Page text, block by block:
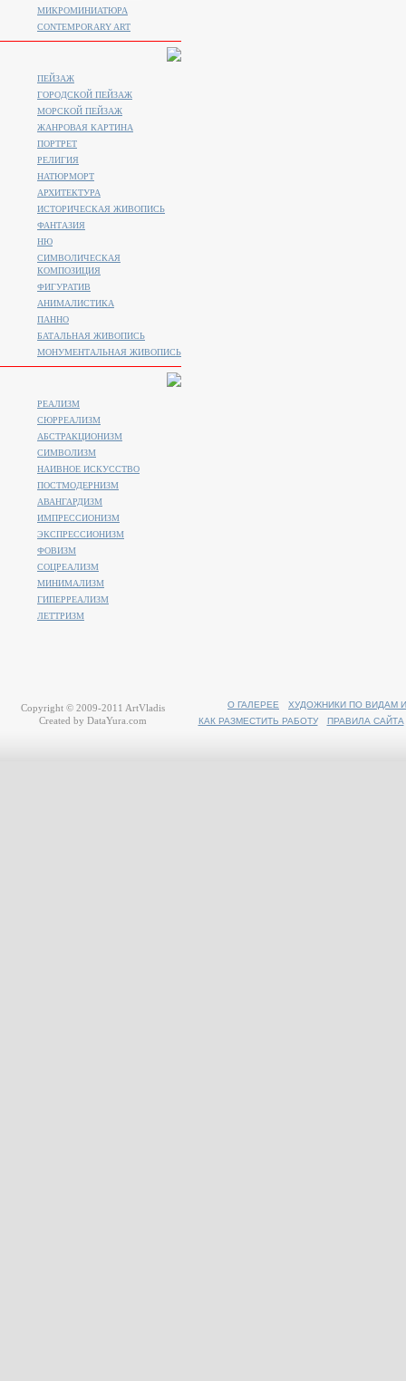
МИКРОМИНИАТЮРА
CONTEMPORARY ART
ПЕЙЗАЖ
ГОРОДСКОЙ ПЕЙЗАЖ
МОРСКОЙ ПЕЙЗАЖ
ЖАНРОВАЯ КАРТИНА
ПОРТРЕТ
РЕЛИГИЯ
НАТЮРМОРТ
АРХИТЕКТУРА
ИСТОРИЧЕСКАЯ ЖИВОПИСЬ
ФАНТАЗИЯ
НЮ
СИМВОЛИЧЕСКАЯ
КОМПОЗИЦИЯ
ФИГУРАТИВ
АНИМАЛИСТИКA
ПАННО
БАТАЛЬНАЯ ЖИВОПИСЬ
МОНУМЕНТАЛЬНАЯ ЖИВОПИСЬ
РЕАЛИЗМ
СЮРРЕАЛИЗМ
АБСТРАКЦИОНИЗМ
СИМВОЛИЗМ
НАИВНОЕ ИСКУССТВО
ПОСТМОДЕРНИЗМ
АВАНГАРДИЗМ
ИМПРЕССИОНИЗМ
ЭКСПРЕССИОНИЗМ
ФОВИЗМ
СОЦРЕАЛИЗМ
МИНИМАЛИЗМ
ГИПЕРРЕАЛИЗМ
ЛЕТТРИЗМ
О ГАЛЕРЕЕ
ХУДОЖНИКИ ПО ВИДАМ
КАК РАЗМЕСТИТЬ РАБОТУ
ПРАВИЛА САЙТА
Copyright © 2009-2011 ArtVladis
Created by DataYura.com